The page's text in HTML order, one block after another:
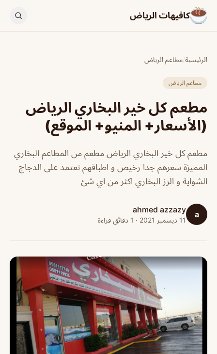
كافيهات الرياض
الرئيسية/مطاعم الرياض
مطاعم الرياض
مطعم كل خير البخاري الرياض
(الأسعار+ المنيو+ الموقع)
مطعم كل خير البخاري الرياض مطعم من المطاعم البخاري
المميزة سعرهم جدا رخيص و اطباقهم تعتمد على الدجاج
الشواية و الرز البخاري اكثر من اي شئ
a
ahmed azzazy
11 ديسمبر 2021 · 1 دقائق قراءة